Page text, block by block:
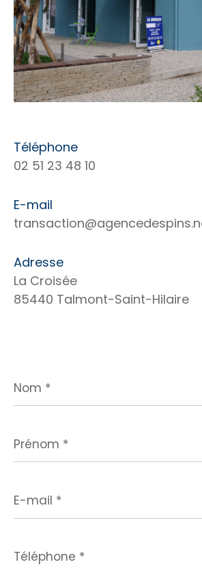
Téléphone
02 51 23 48 10
E-mail
Adresse
La Croisée
85440 Talmont-Saint-Hilaire
*
*
mail
*